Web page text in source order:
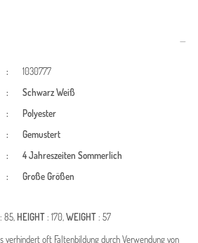
:
1030777
: SchwarzWeiß
:
Polyester
:
Gemustert
: 4 Jahreszeiten Sommerlich
: Große Größen
: 85, HEIGHT: 170,WEIGHT: 57
verhindert oft Faltenbildung durch Verwendung von